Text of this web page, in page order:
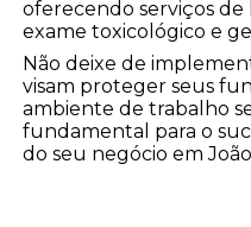
oferecendo serviços
exame toxicológico e
Não deixe de
visam proteger seus
ambiente de trabalho
fundamental para o
do seu negócio em João